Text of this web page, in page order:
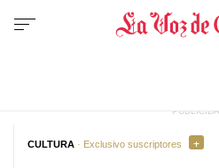
CULTURA · Exclusivo suscriptores